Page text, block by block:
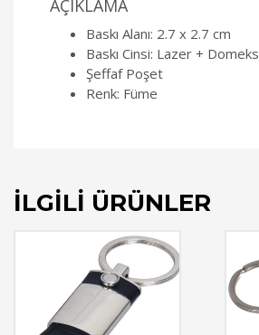
AÇIKLAMA
Baskı Alanı: 2.7 x 2.7 cm
Baskı Cinsi: Lazer + Domeks
Şeffaf Poşet
Renk: Füme
İLGILI ÜRÜNLER